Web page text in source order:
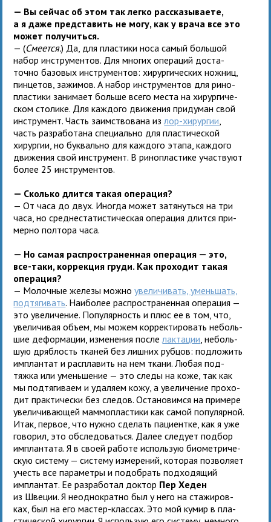
— Вы сей­час об этом так легко рас­ска­зы­ва­ете,
а я даже пред­ста­вить не могу, как у врача все это
может полу­читься.
— (Смеется.) Да, для пла­стики носа самый боль­шой
набор инстру­мен­тов. Для мно­гих опе­ра­ций доста­
точно базо­вых инстру­мен­тов: хирур­ги­че­ских нож­ниц,
пин­це­тов, зажи­мов. А набор инстру­мен­тов для рино­
пла­стики зани­мает больше всего места на хирур­ги­че­
ском сто­лике. Для каж­дого дви­же­ния при­ду­ман свой
инстру­мент. Часть заим­ство­вана излор-хирур­гии
часть раз­ра­бо­тана спе­ци­ально для пла­сти­че­ской
хирур­гии, но бук­вально для каж­дого этапа, каж­дого
дви­же­ния свой инстру­мент. В рино­пла­стике участ­вуют
более 25 инстру­ментов.
— Сколько длится такая операция?
— От часа до двух. Иногда может затя­нуться на три
часа, но сред­не­ста­ти­сти­че­ская опе­ра­ция длится при­
мерно пол­тора часа.
— Но самая рас­про­стра­нен­ная опе­ра­ция — это,
все-таки, кор­рек­ция груди. Как про­хо­дит такая
операция?
— Молочные железы можноуве­ли­чи­вать, умень­шать,
под­тя­ги­вать. Наиболее рас­про­стра­нен­ная опе­ра­ция —
это уве­ли­че­ние. Популярность и плюс ее в том, что,
уве­ли­чи­вая объем, мы можем кор­рек­ти­ро­вать неболь­
шие дефор­ма­ции, изме­не­ния послелак­та­ции , неболь­
шую дряб­лость тка­ней без лиш­них руб­цов: под­ло­жить
имплан­тат и рас­пла­вить на нем ткани. Любая под­
тяжка или умень­ше­ние — это следы на коже, так как
мы под­тя­ги­ваем и уда­ляем кожу, а уве­ли­че­ние про­хо­
дит прак­ти­че­ски без сле­дов. Остановимся на при­мере
уве­ли­чи­ва­ю­щей мам­мо­пла­стики как самой популяр­ной.
Итак, пер­вое, что нужно сде­лать паци­ентке, как я уже
гово­рил, это обсле­до­ваться. Далее сле­дует под­бор
имплан­тата. Я в своей работе исполь­зую био­мет­ри­че­
скую систему — систему изме­ре­ний, кото­рая поз­во­ляет
учесть все пара­метры и подо­брать под­хо­дя­щий
имплан­тат. Ее раз­ра­бо­тал док­тор Пер Хеден
из Швеции. Я неод­но­кратно был у него на ста­жи­ров­
ках, был на его мастер-клас­сах. Это мой кумир в пла­